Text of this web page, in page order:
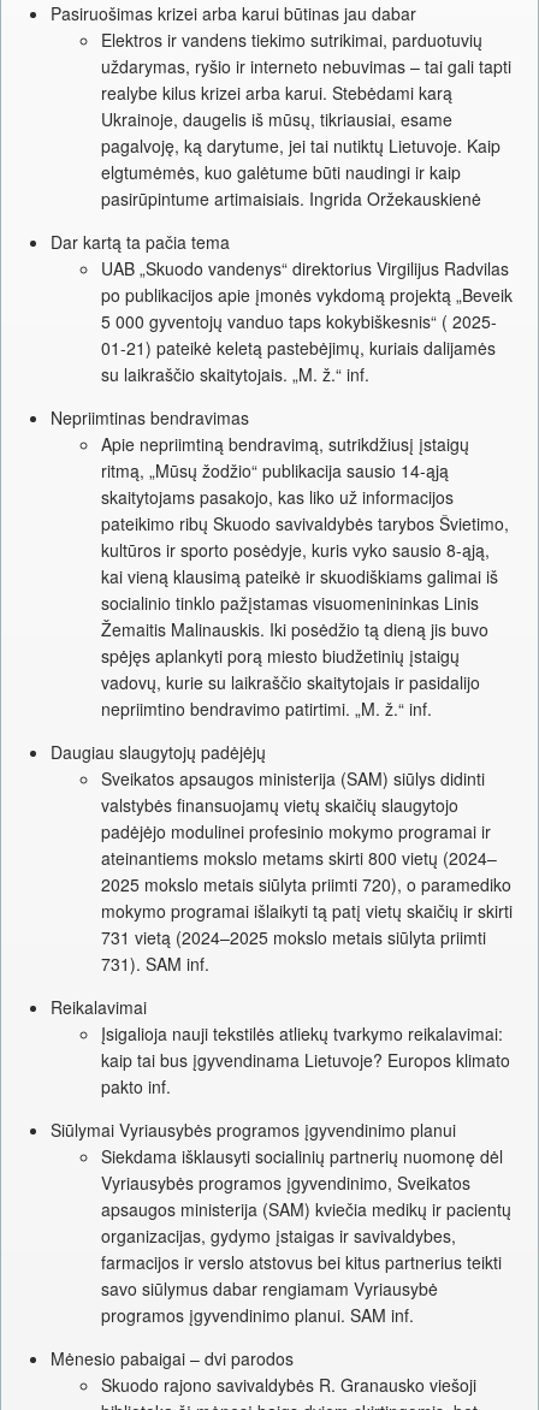
Pasiruošimas krizei arba karui būtinas jau dabar
Elektros ir vandens tiekimo sutrikimai, parduotuvių
uždarymas, ryšio ir interneto nebuvimas – tai gali tapti
realybe kilus krizei arba karui. Stebėdami karą
Ukrainoje, daugelis iš mūsų, tikriausiai, esame
pagalvoję, ką darytume, jei tai nutiktų Lietuvoje. Kaip
elgtumėmės, kuo galėtume būti naudingi ir kaip
pasirūpintume artimaisiais. Ingrida Oržekauskienė
Dar kartą ta pačia tema
UAB „Skuodo vandenys“ direktorius Virgilijus Radvilas
po publikacijos apie įmonės vykdomą projektą „Beveik
5 000 gyventojų vanduo taps kokybiškesnis“ ( 2025-
01-21) pateikė keletą pastebėjimų, kuriais dalijamės
su laikraščio skaitytojais. „M. ž.“ inf.
Nepriimtinas bendravimas
Apie nepriimtiną bendravimą, sutrikdžiusį įstaigų
ritmą, „Mūsų žodžio“ publikacija sausio 14-ąją
skaitytojams pasakojo, kas liko už informacijos
pateikimo ribų Skuodo savivaldybės tarybos Švietimo,
kultūros ir sporto posėdyje, kuris vyko sausio 8-ąją,
kai vieną klausimą pateikė ir skuodiškiams galimai iš
socialinio tinklo pažįstamas visuomenininkas Linis
Žemaitis Malinauskis. Iki posėdžio tą dieną jis buvo
spėjęs aplankyti porą miesto biudžetinių įstaigų
vadovų, kurie su laikraščio skaitytojais ir pasidalijo
nepriimtino bendravimo patirtimi. „M. ž.“ inf.
Daugiau slaugytojų padėjėjų
Sveikatos apsaugos ministerija (SAM) siūlys didinti
valstybės finansuojamų vietų skaičių slaugytojo
padėjėjo modulinei profesinio mokymo programai ir
ateinantiems mokslo metams skirti 800 vietų (2024–
2025 mokslo metais siūlyta priimti 720), o paramediko
mokymo programai išlaikyti tą patį vietų skaičių ir skirti
731 vietą (2024–2025 mokslo metais siūlyta priimti
731). SAM inf.
Reikalavimai
Įsigalioja nauji tekstilės atliekų tvarkymo reikalavimai:
kaip tai bus įgyvendinama Lietuvoje? Europos klimato
pakto inf.
Siūlymai Vyriausybės programos įgyvendinimo planui
Siekdama išklausyti socialinių partnerių nuomonę dėl
Vyriausybės programos įgyvendinimo, Sveikatos
apsaugos ministerija (SAM) kviečia medikų ir pacientų
organizacijas, gydymo įstaigas ir savivaldybes,
farmacijos ir verslo atstovus bei kitus partnerius teikti
savo siūlymus dabar rengiamam Vyriausybė
programos įgyvendinimo planui. SAM inf.
Mėnesio pabaigai – dvi parodos
Skuodo rajono savivaldybės R. Granausko viešoji